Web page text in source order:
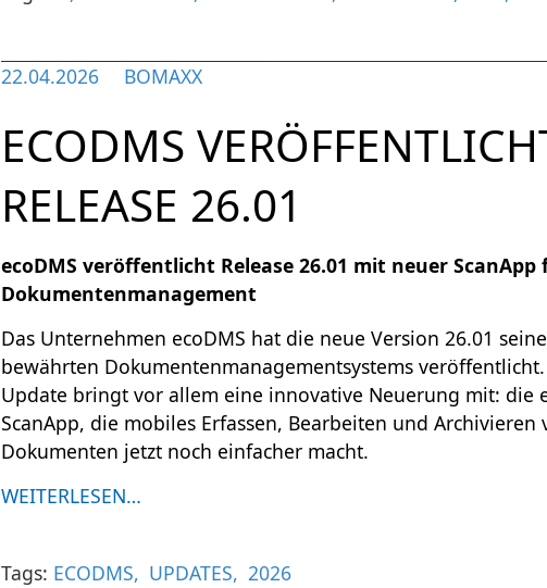
22.04.2026 BOMAXX
ECODMS
RELEASE 26.01
ecoDMS veröffentlicht Release 26.01 mit neuer ScanApp
Dokumentenmanagement
Das Unternehmen ecoDMS hat die neue Version 26.01
bewährten Dokumentenmanagementsystems
Update bringt vor allem eine innovative Neuerung mit: die
ScanApp, die mobiles Erfassen, Bearbeiten und Archivieren
Dokumenten jetzt noch einfacher macht.
WEITERLESEN…
Tags: ECODMS UPDATES 2026